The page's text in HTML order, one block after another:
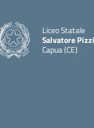
Liceo Statale
Salvatore Pizzi
Capua (CE)
— Visita la